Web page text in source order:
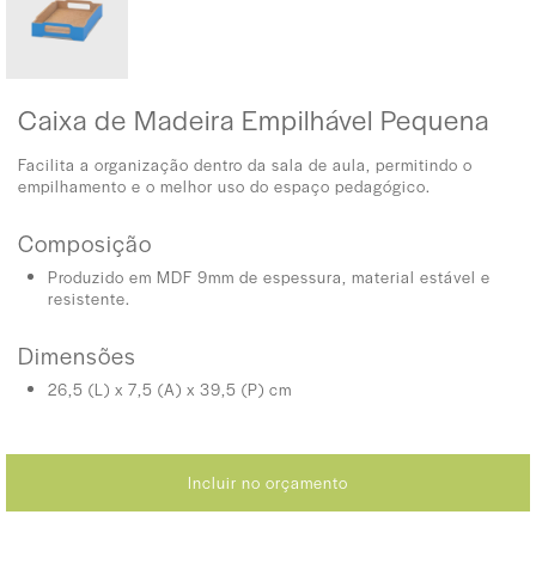
Caixa de Madeira Empilhável Pequena
Facilita a organização dentro da sala de aula, permitindo o
empilhamento e o melhor uso do espaço pedagógico.
Composição
Produzido em MDF 9mm de espessura, material estável e
resistente.
Dimensões
26,5 (L) x 7,5 (A) x 39,5 (P) cm
Incluir no orçamento